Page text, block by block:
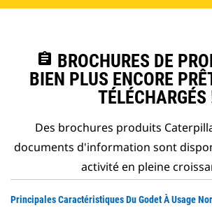
assignment BROCHURES DE
BIEN PLUS ENCORE
TÉLÉCHARGÉS
Des brochures produits
documents d'information sont
activité en pleine
Principales Caractéristiques Du Godet À Usage